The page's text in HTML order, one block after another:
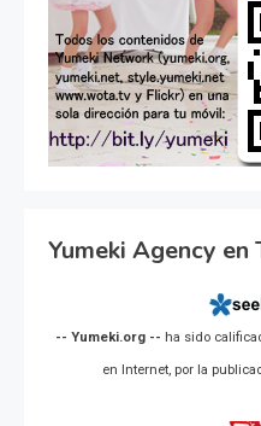
Yumeki Agency en
-- Yumeki.org -- ha sido
en Internet, por la